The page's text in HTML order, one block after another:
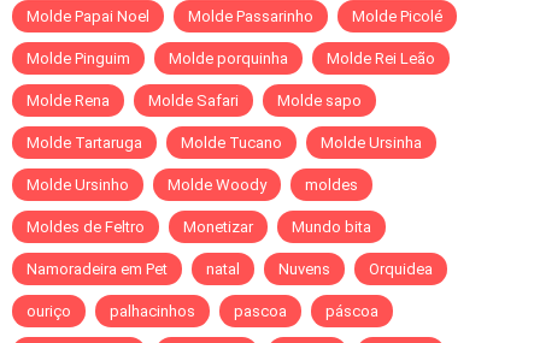
Molde Papai Noel Molde Passarinho Molde Picolé
Molde Pinguim Molde porquinha Molde Rei Leão
Molde Rena Molde Safari Molde sapo
Molde Tartaruga Molde Tucano Molde Ursinha
Molde Ursinho Molde Woody moldes
Moldes de Feltro Monetizar Mundo bita
Namoradeira em Pet natal Nuvens Orquidea
ouriço palhacinhos pascoa páscoa